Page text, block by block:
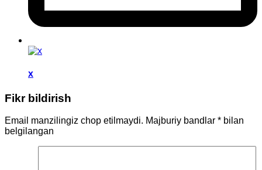
x
Fikr bildirish
Email manzilingiz chop etilmaydi. Majburiy bandlar * bilan
belgilangan